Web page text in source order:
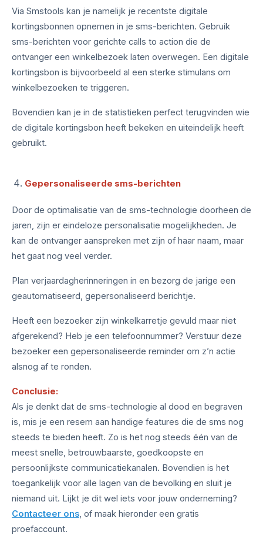
Via Smstools kan je namelijk je recentste digitale
kortingsbonnen opnemen in je sms-berichten. Gebruik
sms-berichten voor gerichte calls to action die de
ontvanger een winkelbezoek laten overwegen. Een digitale
kortingsbon is bijvoorbeeld al een sterke stimulans om
winkelbezoeken te triggeren.
Bovendien kan je in de statistieken perfect terugvinden wie
de digitale kortingsbon heeft bekeken en uiteindelijk heeft
gebruikt.
Gepersonaliseerde sms-berichten
Door de optimalisatie van de sms-technologie doorheen de
jaren, zijn er eindeloze personalisatie mogelijkheden. Je
kan de ontvanger aanspreken met zijn of haar naam, maar
het gaat nog veel verder.
Plan verjaardagherinneringen in en bezorg de jarige een
geautomatiseerd, gepersonaliseerd berichtje.
Heeft een bezoeker zijn winkelkarretje gevuld maar niet
afgerekend? Heb je een telefoonnummer? Verstuur deze
bezoeker een gepersonaliseerde reminder om z’n actie
alsnog af te ronden.
Conclusie:
Als je denkt dat de sms-technologie al dood en begraven
is, mis je een resem aan handige features die de sms nog
steeds te bieden heeft. Zo is het nog steeds één van de
meest snelle, betrouwbaarste, goedkoopste en
persoonlijkste communicatiekanalen. Bovendien is het
toegankelijk voor alle lagen van de bevolking en sluit je
niemand uit. Lijkt je dit wel iets voor jouw onderneming?
Contacteer ons, of maak hieronder een gratis
proefaccount.